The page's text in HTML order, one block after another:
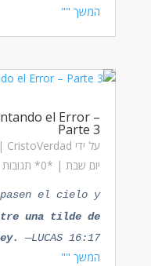
המשך ""
el Error –
Parte 3
על ידי CristoVerdad
|
יום שבת| ‏*0* תגובות
el cielo y
una tilde de
—LUCAS 16:17
המשך ""